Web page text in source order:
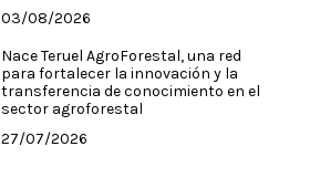
03/08/2026
Nace Teruel AgroForestal, una red
para fortalecer la innovación y la
transferencia de conocimiento en el
sector agroforestal
27/07/2026